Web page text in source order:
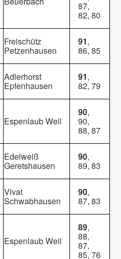
87,
82, 80
Freischütz
Petzenhausen
91,
86, 85
Adlerhorst
Epfenhausen
91,
82, 79
Espenlaub Weil
90,
90,
88, 87
Edelweiß
Geretshausen
90,
89, 83
Vivat
Schwabhausen
90,
87, 83
Espenlaub Weil
89,
88,
87,
85, 76